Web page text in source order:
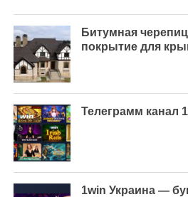
Битумная
покрытие для
Телеграмм канал
1win Украина —